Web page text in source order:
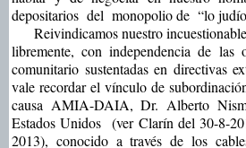
depositarios del monopolio de “lo
Reivindicamos nuestro
libremente, con independencia de las
comunitario sustentadas en directivas
vale recordar el vínculo de
causa AMIA-DAIA, Dr. Alberto
Estados Unidos (ver Clarín del 30-8-
2013), conocido a través de los